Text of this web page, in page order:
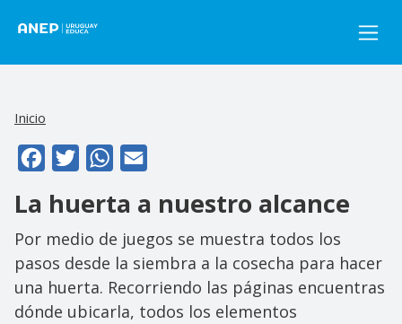
Inicio
FacebookTwitterWhatsApp
La huerta a nuestro alcance
Por medio de juegos se muestra todos los
pasos desde la siembra a la cosecha para hacer
una huerta. Recorriendo las páginas encuentras
dónde ubicarla, todos los elementos